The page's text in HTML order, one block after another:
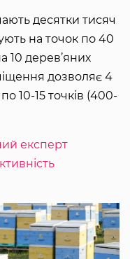
десятки тисяч
на точок по 40
10 дерев’яних
дозволяє 4
10-15 точків (400-
експерт